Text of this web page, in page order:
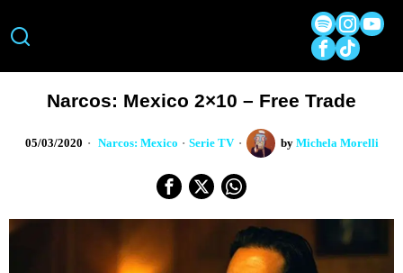
Narcos: Mexico 2×10 – Free Trade
05/03/2020 Narcos: Mexico · Serie TV by Michela Morelli